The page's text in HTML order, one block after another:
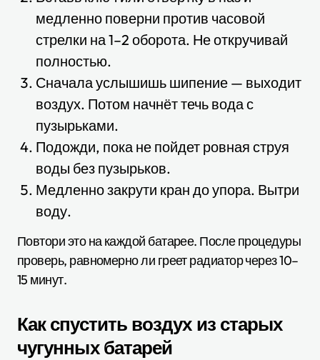
медленно поверни против часовой
стрелки на 1–2 оборота. Не откручивай
полностью.
Сначала услышишь шипение — выходит
воздух. Потом начнёт течь вода с
пузырьками.
Подожди, пока не пойдет ровная струя
воды без пузырьков.
Медленно закрути кран до упора. Вытри
воду.
Повтори это на каждой батарее. После процедуры
проверь, равномерно ли греет радиатор через 10–
15 минут.
Как спустить воздух из старых
чугунных батарей